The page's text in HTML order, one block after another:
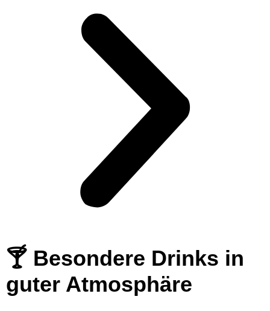
🍸 Besondere Drinks in
guter Atmosphäre